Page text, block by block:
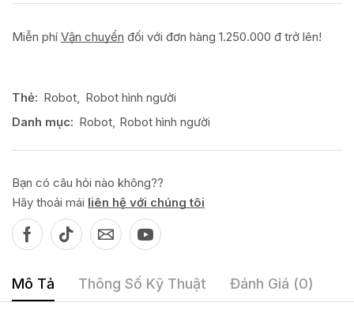
Miễn phí Vận chuyển đối với đơn hàng 1.250.000 đ trở lên!
Thẻ: Robot
Robot hình người
Danh mục: Robot Robot hình người
Bạn có câu hỏi nào không??
Hãy thoải mái liên hệ với chúng tôi
Mô Tả Thông Số Kỹ Thuật Đánh Giá (0)